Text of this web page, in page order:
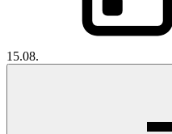
15.08.